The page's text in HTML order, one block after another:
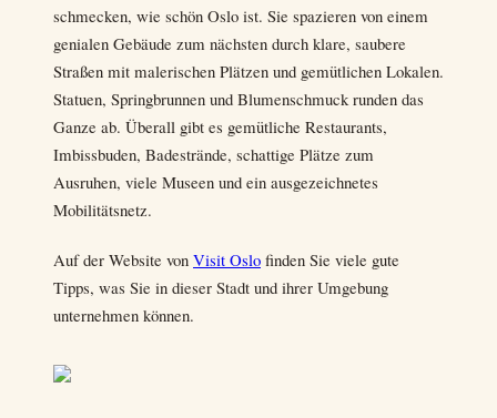
schmecken, wie schön Oslo ist. Sie spazieren von einem
genialen Gebäude zum nächsten durch klare, saubere
Straßen mit malerischen Plätzen und gemütlichen Lokalen.
Statuen, Springbrunnen und Blumenschmuck runden das
Ganze ab. Überall gibt es gemütliche Restaurants,
Imbissbuden, Badestrände, schattige Plätze zum
Ausruhen, viele Museen und ein ausgezeichnetes
Mobilitätsnetz.
Auf der Website von Visit Oslo finden Sie viele gute
Tipps, was Sie in dieser Stadt und ihrer Umgebung
unternehmen können.